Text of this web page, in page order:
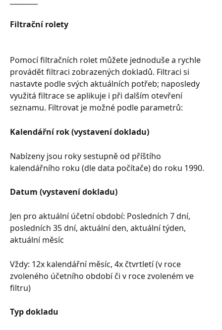
Filtrační rolety
Pomocí filtračních rolet můžete jednoduše a rychle
provádět filtraci zobrazených dokladů. Filtraci si
nastavte podle svých aktuálních potřeb; naposledy
využitá filtrace se aplikuje i při dalším otevření
seznamu. Filtrovat je možné podle parametrů:
Kalendářní rok (vystavení dokladu)
Nabízeny jsou roky sestupně od příštího
kalendářního roku (dle data počítače) do roku 1990.
Datum (vystavení dokladu)
Jen pro aktuální účetní období: Posledních 7 dní,
posledních 35 dní, aktuální den, aktuální týden,
aktuální měsíc
Vždy: 12x kalendářní měsíc, 4x čtvrtletí (v roce
zvoleného účetního období či v roce zvoleném ve
filtru)
Typ dokladu